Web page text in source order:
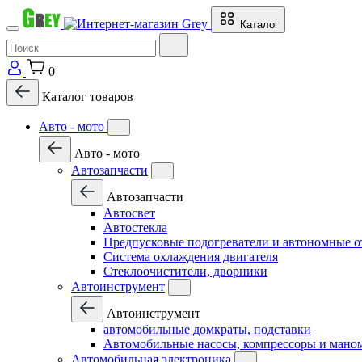
Каталог
0
Каталог товаров
Авто - мото
Авто - мото
Автозапчасти
Автозапчасти
Автосвет
Автостекла
Предпусковые подогреватели и автономные
Система охлаждения двигателя
Стеклоочистители, дворники
Автоинструмент
Автоинструмент
автомобильные домкраты, подставки
Автомобильные насосы, компрессоры и
Автомобильная электроника